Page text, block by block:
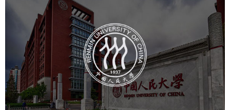
中国人民大学
培训教育 高校 大学网站建设
高校网站建设
学校网站建设
教育网站建设